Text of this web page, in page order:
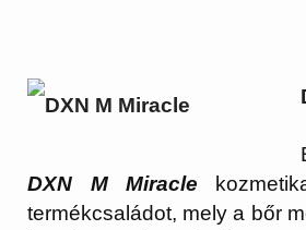
DXN M Miracle
termékcsaládot, mely a bőr